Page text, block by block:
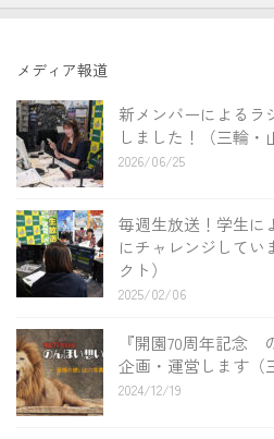
メディア報道
新メンバーによるラ
しました！（三輪・
2026/06/25
毎週生放送！学生に
にチャレンジしてい
クト）
2025/02/06
『開園70周年記念
企画・運営します（
2024/12/19